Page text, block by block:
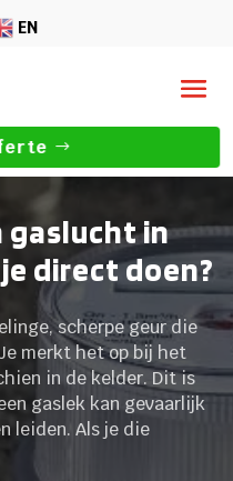
EN
gaslucht in
direct doen?
scherpe geur die
merkt het op bij het
in de kelder. Dit is
gaslek kan gevaarlijk
leiden. Als je die